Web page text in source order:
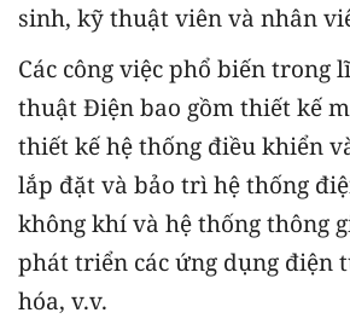
sinh, kỹ thuật viên và nhân
Các công việc phổ biến trong
thuật Điện bao gồm thiết kế
thiết kế hệ thống điều khiển
lắp đặt và bảo trì hệ thống
không khí và hệ thống thông
phát triển các ứng dụng điện
hóa, v.v.